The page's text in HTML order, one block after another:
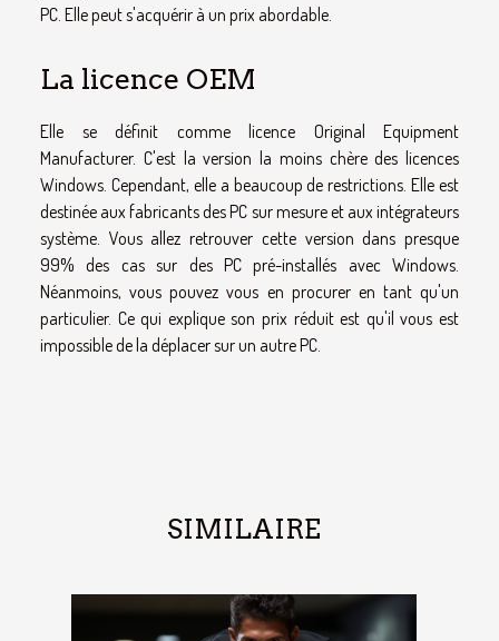
PC. Elle peut s'acquérir à un prix abordable.
La licence OEM
Elle se définit comme licence Original Equipment
Manufacturer. C'est la version la moins chère des licences
Windows. Cependant, elle a beaucoup de restrictions. Elle est
destinée aux fabricants des PC sur mesure et aux intégrateurs
système. Vous allez retrouver cette version dans presque
99% des cas sur des PC pré-installés avec Windows.
Néanmoins, vous pouvez vous en procurer en tant qu'un
particulier. Ce qui explique son prix réduit est qu'il vous est
impossible de la déplacer sur un autre PC.
SIMILAIRE